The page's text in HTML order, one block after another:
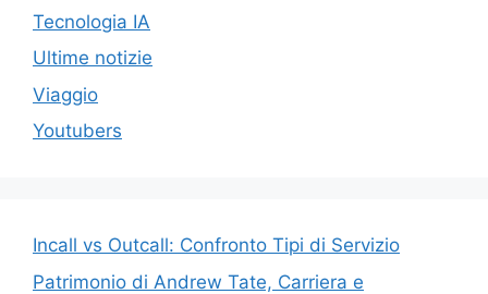
Tecnologia IA
Ultime notizie
Viaggio
Youtubers
Incall vs Outcall: Confronto Tipi di Servizio
Patrimonio di Andrew Tate, Carriera e